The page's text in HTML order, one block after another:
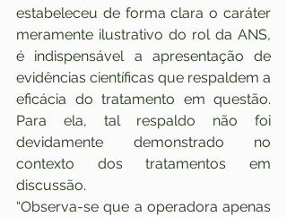
estabeleceu de forma clara o caráter
meramente ilustrativo do rol da ANS,
é indispensável a apresentação de
evidências científicas que respaldem a
eficácia do tratamento em questão.
Para ela, tal respaldo não foi
devidamente demonstrado no
contexto dos tratamentos em
discussão.
“Observa-se que a operadora apenas